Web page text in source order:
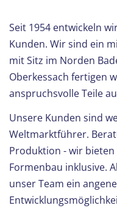
Seit 1954 entwickeln
Kunden. Wir sind ein
mit Sitz im Norden
Oberkessach fertigen
anspruchsvolle Teile
Unsere Kunden sind
Weltmarktführer.
Produktion - wir bieten
Formenbau inklusive.
unser Team ein